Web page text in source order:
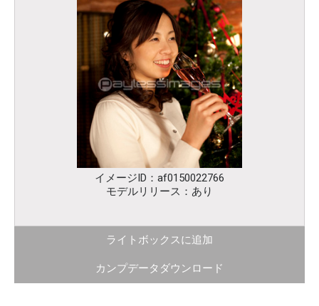
イメージID：af0150022766
モデルリリース：あり
ライトボックスに追加
カンプデータダウンロード